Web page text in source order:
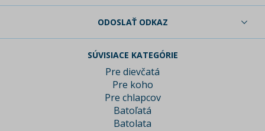
ODOSLAŤ ODKAZ
SÚVISIACE KATEGÓRIE
Pre dievčatá
Pre koho
Pre chlapcov
Batoľatá
Batolata